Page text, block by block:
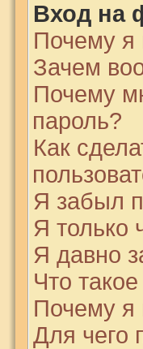
Вход на
Почему я
Зачем
Почему
пароль?
Как
Я забыл
Я только
Я давно
Что
Почему я
Для чего